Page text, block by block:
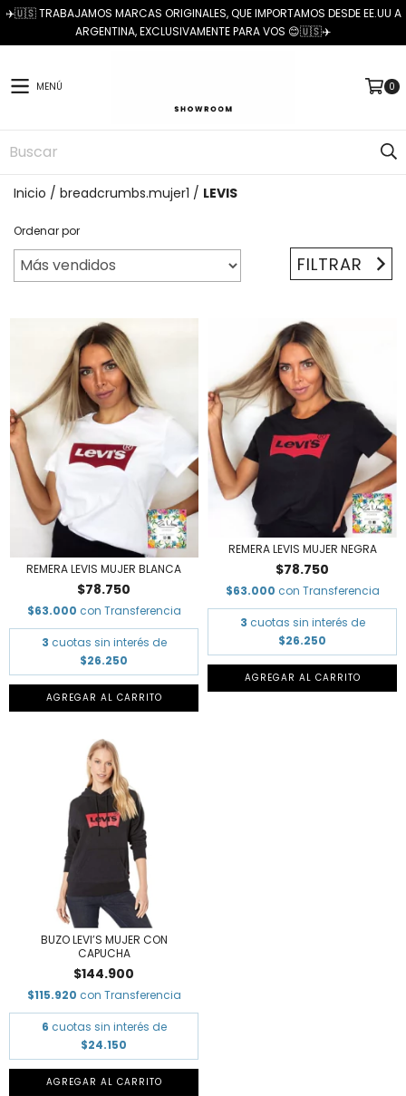
✈️🇺🇸 TRABAJAMOS MARCAS ORIGINALES, QUE IMPORTAMOS DESDE EE.UU A
ARGENTINA, EXCLUSIVAMENTE PARA VOS 😊🇺🇸✈️
MENÚ 0
Inicio / breadcrumbs.mujer1 / LEVIS
Ordenar por
FILTRAR
REMERA LEVIS MUJER BLANCA
$78.750
$63.000 con Transferencia
3 cuotas sin interés de
$26.250
AGREGAR AL CARRITO
REMERA LEVIS MUJER NEGRA
$78.750
$63.000 con Transferencia
3 cuotas sin interés de
$26.250
AGREGAR AL CARRITO
BUZO LEVI’S MUJER CON
CAPUCHA
$144.900
$115.920 con Transferencia
6 cuotas sin interés de
$24.150
AGREGAR AL CARRITO